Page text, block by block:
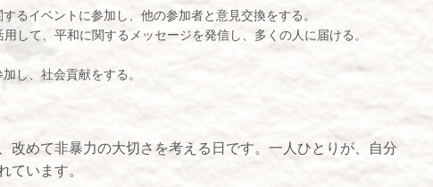
るイベントに参加し、他の参加者と意見交換をする。
して、平和に関するメッセージを発信し、多くの人に届ける。
し、社会貢献をする。
改めて非暴力の大切さを考える日です。一人ひとりが、自分
ています。